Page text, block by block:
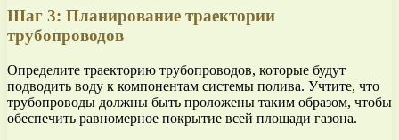
Шаг 3: Планирование траектории
трубопроводов
Определите траекторию трубопроводов, которые будут
подводить воду к компонентам системы полива. Учтите, что
трубопроводы должны быть проложены таким образом, чтобы
обеспечить равномерное покрытие всей площади газона.